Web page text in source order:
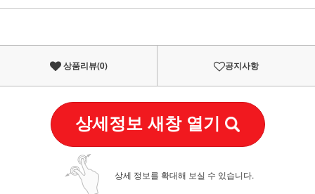
이벤트페이포인트 적립 혜택 2배 UP!
상품리뷰(0) 공지사항
상세정보 새창 열기
상세 정보를 확대해 보실 수 있습니다.